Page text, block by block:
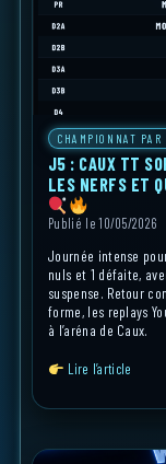
INSCRIPTION
HELLOASSO
CHAMPIONNAT PAR
J5 : CAUX TT
LES NERFS ET
Publié le 10/05/2026
Journée intense
nuls et 1 défaite,
suspense. Retour
forme, les replays
à l’aréna de Caux.
Lire l’article